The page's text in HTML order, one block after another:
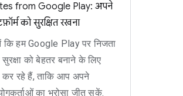
from Google Play: अपने
को सुरक्षित रखना
कि हम Google Play पर निजता
को बेहतर बनाने के लिए
कर रहे हैं, ताकि आप अपने
का भरोसा जीत सकें.